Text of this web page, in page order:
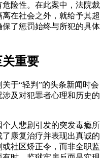
险性。在此案中，法院裁
在社会之外，就给予其超
了惩罚始终与所犯的具体
重要
于“轻判”的头条新闻时会
及对犯罪者心理和历史的
人悲剧引发的突发毒瘾所
康复治疗并表现出真诚的
社区矫正令，而非全职监